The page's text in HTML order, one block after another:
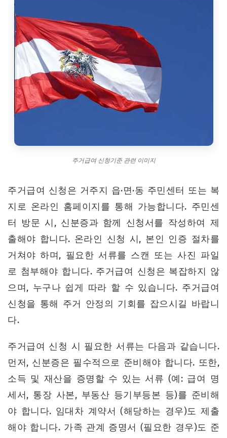
주거급여 신청기준 관련 이미지
주거급여 신청은 거주지 읍·면·동 주민센터 또는 복
지로 온라인 홈페이지를 통해 가능합니다. 주민센
터 방문 시, 신분증과 함께 신청서를 작성하여 제
출해야 합니다. 온라인 신청 시, 본인 인증 절차를
거쳐야 하며, 필요한 서류를 스캔 또는 사진 파일
로 첨부해야 합니다. 주거급여 신청은 복잡하지 않
으며, 누구나 쉽게 따라 할 수 있습니다. 주거급여
신청을 통해 주거 안정의 기회를 잡으시길 바랍니
다.
주거급여 신청 시 필요한 서류는 다음과 같습니다.
먼저, 신분증은 필수적으로 준비해야 합니다. 또한,
소득 및 재산을 증명할 수 있는 서류 (예: 급여 명
세서, 통장 사본, 부동산 등기부등본 등)를 준비해
야 합니다. 임대차 계약서 (해당하는 경우)도 제출
해야 합니다. 가족 관계 증명서 (필요한 경우)도 준